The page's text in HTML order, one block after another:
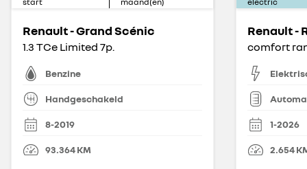
Renault - Grand Scénic
1.3 TCe Limited 7p.
Benzine
Handgeschakeld
8-2019
93.364KM
Renault -
comfort
1-2026
2.654